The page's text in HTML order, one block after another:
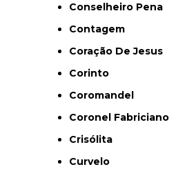
Conselheiro Pena
Contagem
Coração De Jesus
Corinto
Coromandel
Coronel Fabriciano
Crisólita
Curvelo